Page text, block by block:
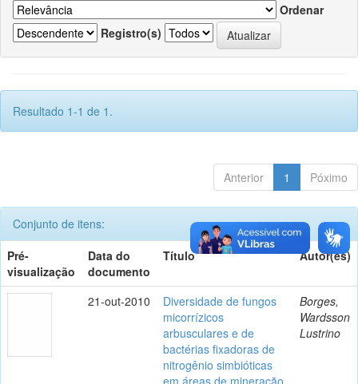
Ordenar
Registro(s)
Resultado 1-1 de 1.
Anterior 1 Póximo
Conjunto de itens:
Pré-
visualização
Data do
documento
Título Autor(es)
21-out-2010
Diversidade de fungos
micorrízicos
arbusculares e de
bactérias fixadoras de
nitrogênio simbióticas
em áreas de mineração
Borges,
Wardsson
Lustrino